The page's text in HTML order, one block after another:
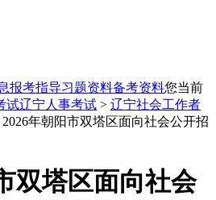
报考指导习题资料备考资料您当前
试辽宁人事考试 > 辽宁社会工作者
2026年朝阳市双塔区面向社会公开招
双塔区面向社会